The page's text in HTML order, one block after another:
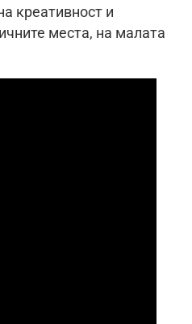
креативност и
места, на малата